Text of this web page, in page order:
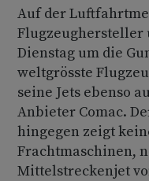
Auf der
Flugzeughersteller
Dienstag um die
weltgrösste
seine Jets ebenso
Anbieter Comac.
hingegen zeigt
Frachtmaschinen,
Mittelstreckenjet